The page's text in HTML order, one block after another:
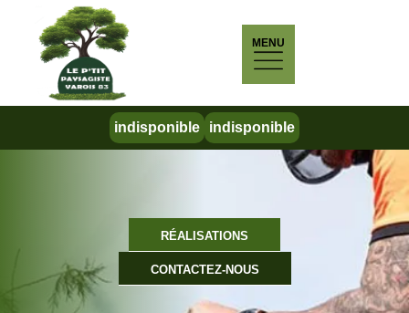
MENU
indisponible indisponible
RÉALISATIONS
CONTACTEZ-NOUS